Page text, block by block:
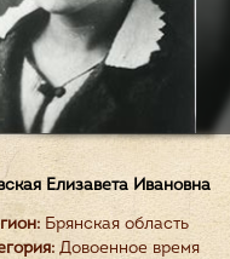
Елизавета Ивановна
Брянская область
Довоенное время